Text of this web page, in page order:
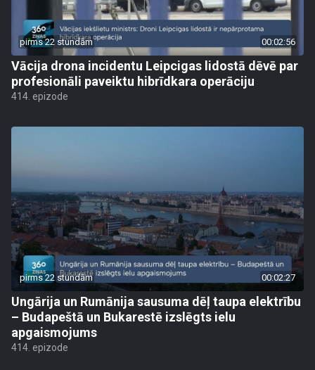
pirms 22 stundām 00:02:56
Vācija drona incidentu Leipcigas lidostā dēvē par
profesionāli paveiktu hibrīdkara operāciju
414. epizode
pirms 22 stundām 00:02:27
Ungārija un Rumānija sausuma dēļ taupa elektrību
– Budapeštā un Bukarestē izslēgts ielu
apgaismojums
414. epizode